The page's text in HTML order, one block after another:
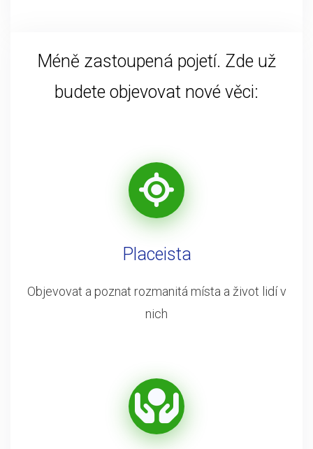
Méně zastoupená pojetí. Zde už
budete objevovat nové věci:
Placeista
Objevovat a poznat rozmanitá místa a život lidí v
nich